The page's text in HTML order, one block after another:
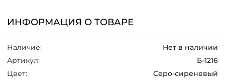
ИНФОРМАЦИЯ О ТОВАРЕ
Наличие:
Нет в наличии
Артикул:
Б-1216
Цвет:
Серо-сиреневый